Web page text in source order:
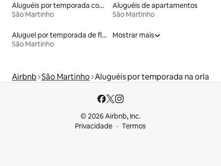
Aluguéis por temporada com sauna
São Martinho
Aluguéis de apartamentos
São Martinho
Aluguel por temporada de flats
São Martinho
Mostrar mais
Airbnb São Martinho Aluguéis por temporada na orla
© 2026 Airbnb, Inc.
Privacidade
Termos